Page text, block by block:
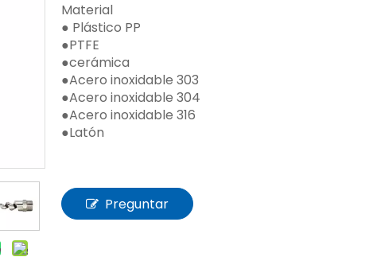
Material
● Plástico PP
●PTFE
●cerámica
●Acero inoxidable 303
●Acero inoxidable 304
●Acero inoxidable 316
●Latón
Preguntar